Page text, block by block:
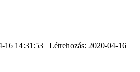
16 14:31:53 | Létrehozás: 2020-04-16